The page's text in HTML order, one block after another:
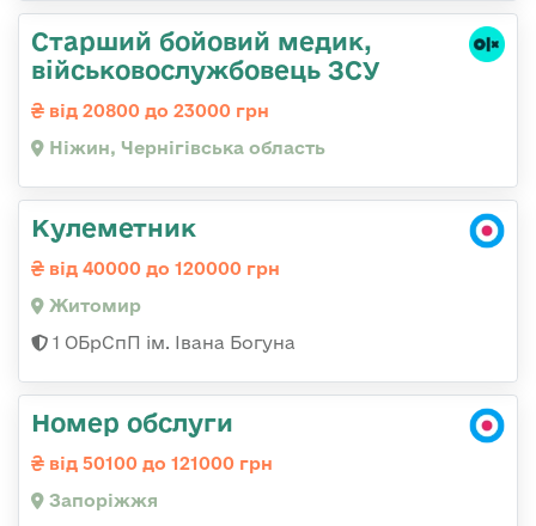
Старший бойовий медик,
військовослужбовець ЗСУ
від 20800 до 23000 грн
Ніжин, Чернігівська область
Кулеметник
від 40000 до 120000 грн
Житомир
1 ОБрСпП ім. Івана Богуна
Номер обслуги
від 50100 до 121000 грн
Запоріжжя